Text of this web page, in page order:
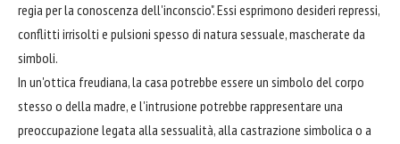
regia per la conoscenza dell'inconscio". Essi esprimono desideri repressi,
conflitti irrisolti e pulsioni spesso di natura sessuale, mascherate da
simboli.
In un'ottica freudiana, la casa potrebbe essere un simbolo del corpo
stesso o della madre, e l'intrusione potrebbe rappresentare una
preoccupazione legata alla sessualità, alla castrazione simbolica o a